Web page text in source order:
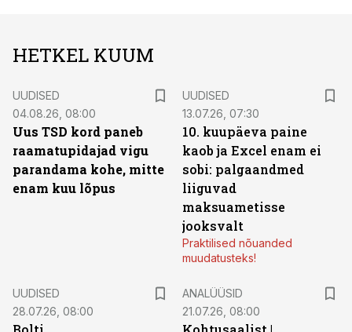
HETKEL KUUM
UUDISED
04.08.26, 08:00
Uus TSD kord paneb
raamatupidajad vigu
parandama kohe, mitte
enam kuu lõpus
UUDISED
13.07.26, 07:30
10. kuupäeva paine
kaob ja Excel enam ei
sobi: palgaandmed
liiguvad
maksuametisse
jooksvalt
Praktilised nõuanded
muudatusteks!
UUDISED
28.07.26, 08:00
ANALÜÜSID
21.07.26, 08:00